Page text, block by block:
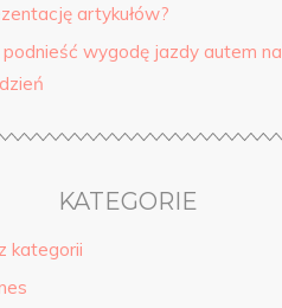
artykułów?
podnieść wygodę jazdy autem na
KATEGORIE
kategorii